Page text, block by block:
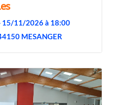
15/11/2026 à 18:00
MESANGER